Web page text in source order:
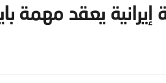
يعقد مهمة